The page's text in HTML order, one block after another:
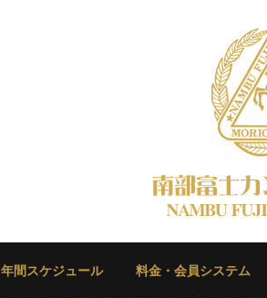
年間スケジュール 料金・会員システム